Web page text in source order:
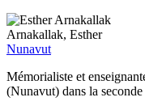
Arnakallak, Esther
Nunavut
Mémorialiste et
(Nunavut) dans la